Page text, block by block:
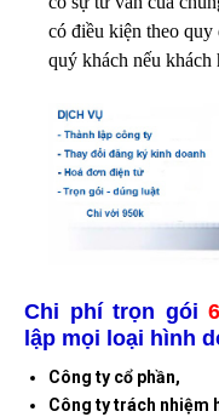
có điều kiện theo quy
quý khách nếu
Chi phí trọn gói 6
lập mọi loại hình
Công ty cổ phần,
Công ty trách nhiệm